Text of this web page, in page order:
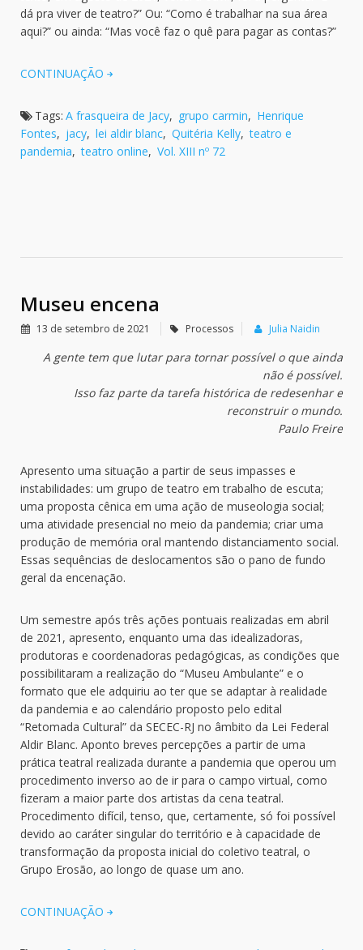
dá pra viver de teatro?” Ou: “Como é trabalhar na sua área
aqui?” ou ainda: “Mas você faz o quê para pagar as contas?”
CONTINUAÇÃO
Tags: A frasqueira de Jacy, grupo carmin, Henrique
Fontes, jacy, lei aldir blanc, Quitéria Kelly, teatro e
pandemia, teatro online, Vol. XIII nº 72
Museu encena
13 de setembro de 2021 Processos Julia Naidin
A gente tem que lutar para tornar possível o que ainda
não é possível.
Isso faz parte da tarefa histórica de redesenhar e
reconstruir o mundo.
Paulo Freire
Apresento uma situação a partir de seus impasses e
instabilidades: um grupo de teatro em trabalho de escuta;
uma proposta cênica em uma ação de museologia social;
uma atividade presencial no meio da pandemia; criar uma
produção de memória oral mantendo distanciamento social.
Essas sequências de deslocamentos são o pano de fundo
geral da encenação.
Um semestre após três ações pontuais realizadas em abril
de 2021, apresento, enquanto uma das idealizadoras,
produtoras e coordenadoras pedagógicas, as condições que
possibilitaram a realização do “Museu Ambulante” e o
formato que ele adquiriu ao ter que se adaptar à realidade
da pandemia e ao calendário proposto pelo edital
“Retomada Cultural” da SECEC-RJ no âmbito da Lei Federal
Aldir Blanc. Aponto breves percepções a partir de uma
prática teatral realizada durante a pandemia que operou um
procedimento inverso ao de ir para o campo virtual, como
fizeram a maior parte dos artistas da cena teatral.
Procedimento difícil, tenso, que, certamente, só foi possível
devido ao caráter singular do território e à capacidade de
transformação da proposta inicial do coletivo teatral, o
Grupo Erosão, ao longo de quase um ano.
CONTINUAÇÃO